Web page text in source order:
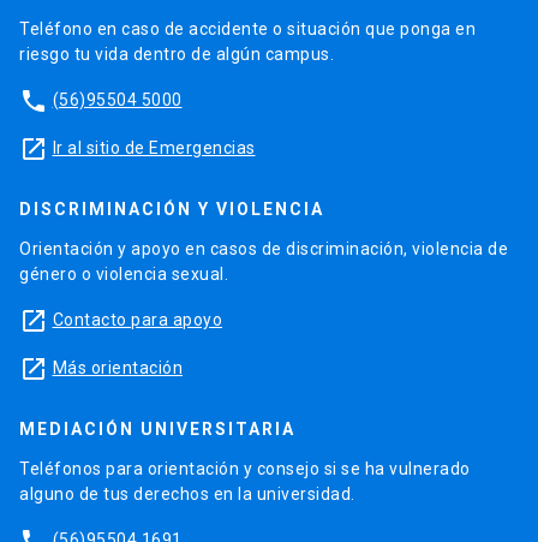
Teléfono en caso de accidente o situación que ponga en
riesgo tu vida dentro de algún campus.
phone (56)95504 5000
launch Ir al sitio de Emergencias
DISCRIMINACIÓN Y VIOLENCIA
Orientación y apoyo en casos de discriminación, violencia de
género o violencia sexual.
launch Contacto para apoyo
launch Más orientación
MEDIACIÓN UNIVERSITARIA
Teléfonos para orientación y consejo si se ha vulnerado
alguno de tus derechos en la universidad.